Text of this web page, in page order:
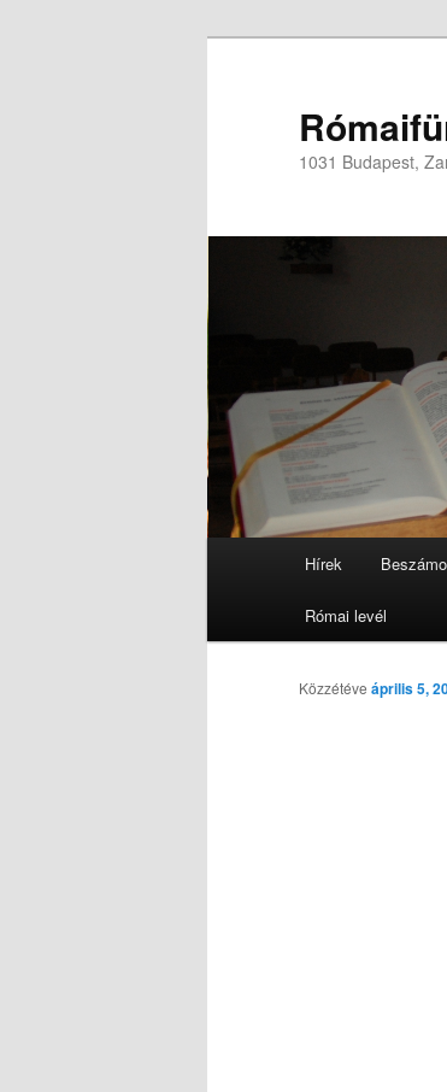
1031 Budapest,
Tovább az
Hírek
Római levél
Közzétéve április 5,